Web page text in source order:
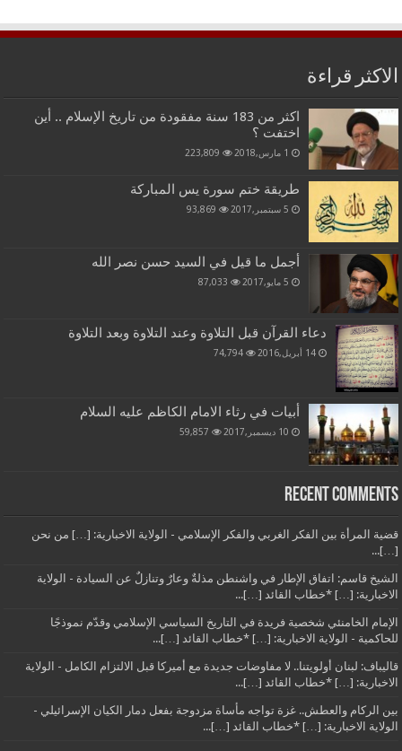
الاكثر قراءة
اكثر من 183 سنة مفقودة من تاريخ الإسلام .. أين
اختفت ؟
1 مارس,2018 223,809
طريقة ختم سورة يس المباركة
5 سبتمبر,2017 93,869
أجمل ما قيل في السيد حسن نصر الله
5 مايو,2017 87,033
دعاء القرآن قبل التلاوة وعند التلاوة وبعد التلاوة
14 أبريل,2016 74,794
أبيات في رثاء الامام الكاظم عليه السلام
10 ديسمبر,2017 59,857
Recent Comments
قضية المرأة بين الفكر الغربي والفكر الإسلامي - الولاية الاخبارية: […] من نحن
[…]...
الشيخ قاسم: اتفاق الإطار في واشنطن مذلةٌ وعارٌ وتنازلٌ عن السيادة - الولاية
الاخبارية: […] *خطاب القائد […]...
الإمام الخامنئي شخصية فريدة في التاريخ السياسي الإسلامي وقدّم نموذجًا
للحاكمية - الولاية الاخبارية: […] *خطاب القائد […]...
قاليباف: لبنان أولويتنا.. لا مفاوضات جديدة مع أميركا قبل الالتزام الكامل - الولاية
الاخبارية: […] *خطاب القائد […]...
بين الركام والعطش.. غزة تواجه مأساة مزدوجة بفعل دمار الكيان الإسرائيلي -
الولاية الاخبارية: […] *خطاب القائد […]...